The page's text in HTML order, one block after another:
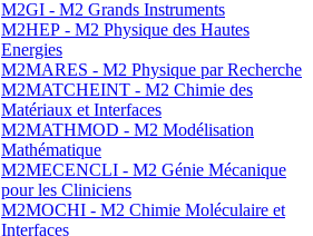
M2GI - M2 Grands Instruments
M2HEP - M2 Physique des Hautes
Energies
M2MARES - M2 Physique par Recherche
M2MATCHEINT - M2 Chimie des
Matériaux et Interfaces
M2MATHMOD - M2 Modélisation
Mathématique
M2MECENCLI - M2 Génie Mécanique
pour les Cliniciens
M2MOCHI - M2 Chimie Moléculaire et
Interfaces